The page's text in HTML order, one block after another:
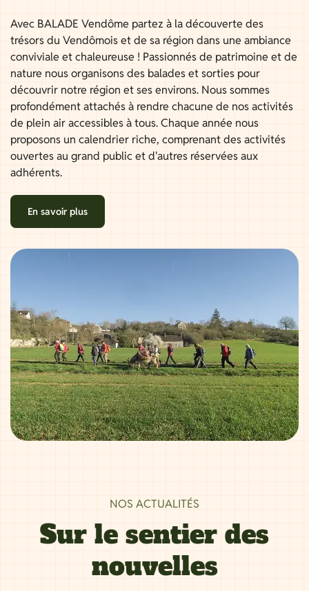
Avec BALADE Vendôme partez à la découverte des
trésors du Vendômois et de sa région dans une ambiance
conviviale et chaleureuse ! Passionnés de patrimoine et de
nature nous organisons des balades et sorties pour
découvrir notre région et ses environs. Nous sommes
profondément attachés à rendre chacune de nos activités
de plein air accessibles à tous. Chaque année nous
proposons un calendrier riche, comprenant des activités
ouvertes au grand public et d'autres réservées aux
adhérents.
En savoir plus
NOS ACTUALITÉS
Sur le sentier des
nouvelles